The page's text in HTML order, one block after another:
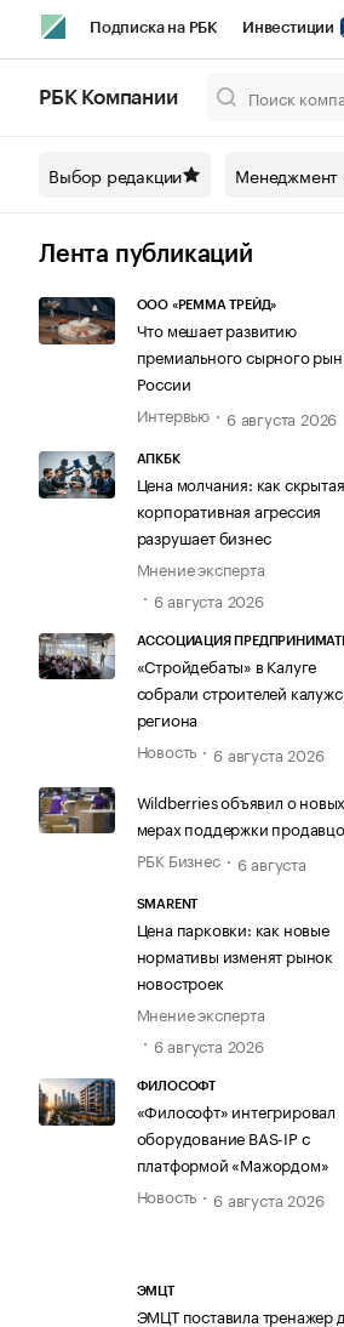
Подписка на РБК Инвестиции
Спецпроекты СПб
Технологии и медиа
РБК Компании
Выбор редакции Менеджмент
Лента публикаций
ООО «РЕММА ТРЕЙД»
Что мешает развитию
премиального сырного
России
Интервью
6 августа 2026
АПКБК
Цена молчания: как скрытая
корпоративная агрессия
разрушает бизнес
Мнение эксперта
6 августа 2026
АССОЦИАЦИЯ
«Стройдебаты» в Калуге
собрали строителей
региона
Новость
6 августа 2026
Wildberries объявил о новых
мерах поддержки
РБК Бизнес
6 августа
SMARENT
Цена парковки: как новые
нормативы изменят рынок
новостроек
Мнение эксперта
6 августа 2026
ФИЛОСОФТ
«Философт» интегрировал
оборудование BAS-IP с
платформой «Мажордом»
Новость
6 августа 2026
ЭМЦТ
ЭМЦТ поставила тренажер